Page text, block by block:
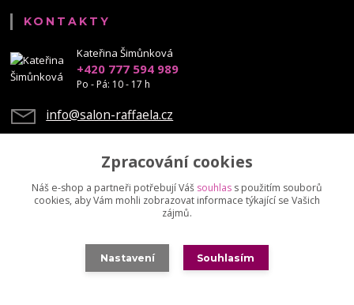
KONTAKTY
Kateřina Šimůnková
+420 777 594 989
Po - Pá: 10 - 17 h
info@salon-raffaela.cz
Upravit sběr cookies.
© Mgr. Kateřina Šimůnková, 2023 - další šíření našich fotek je chráněno
autorskými právy
Zpracování cookies
Náš e-shop a partneři potřebují Váš souhlas s použitím souborů
cookies, aby Vám mohli zobrazovat informace týkající se Vašich
zájmů.
Nastavení Souhlasím